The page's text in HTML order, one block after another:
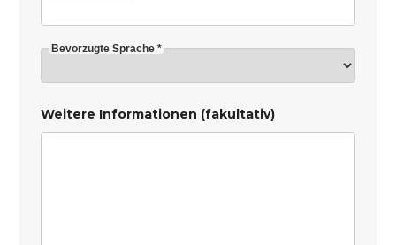
Bevorzugte Sprache *
Weitere Informationen (fakultativ)